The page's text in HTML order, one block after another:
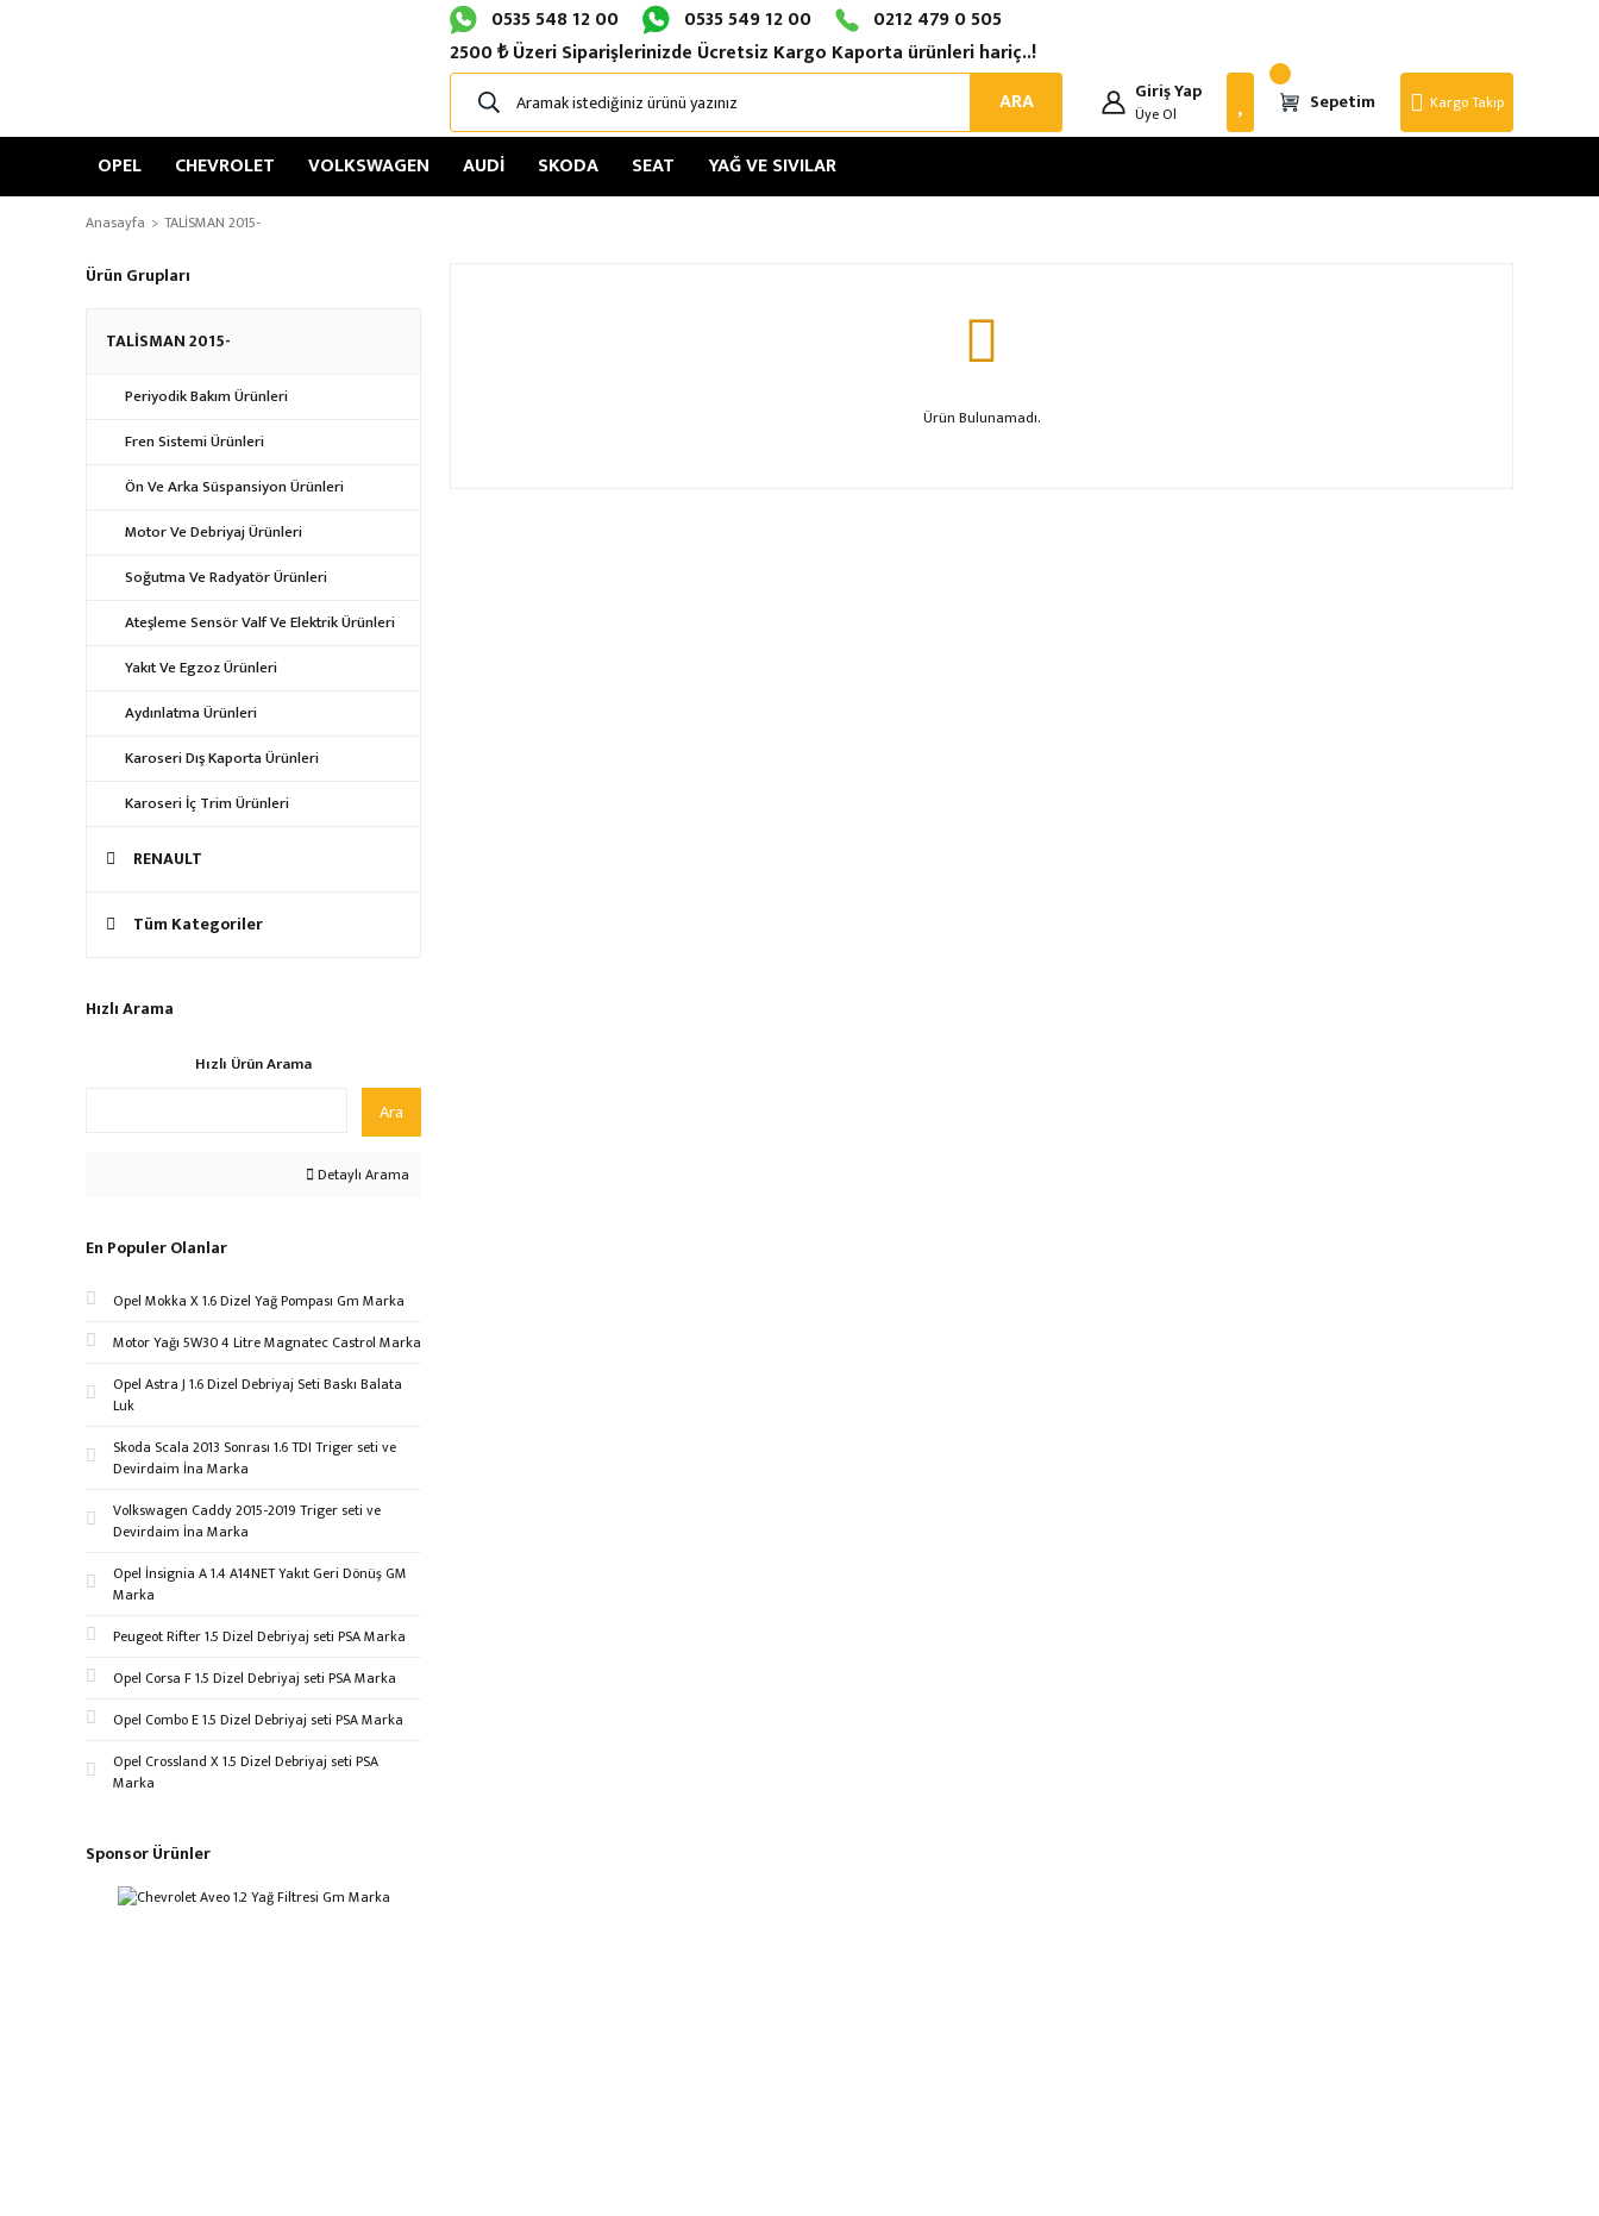
0535 548 12 00 0535 549 12 00
0212 479 0 505
2500 ₺ Üzeri Siparişlerinizde Ücretsiz Kargo Kaporta ürünleri hariç..!
ARA
Giriş Yap
Üye Ol Sepetim Kargo Takip
OPEL CHEVROLET VOLKSWAGEN AUDİ SKODA SEAT YAĞ VE SIVILAR
Anasayfa TALİSMAN 2015-
Ürün Grupları
TALİSMAN 2015-
Periyodik Bakım Ürünleri
Fren Sistemi Ürünleri
Ön Ve Arka Süspansiyon Ürünleri
Motor Ve Debriyaj Ürünleri
Soğutma Ve Radyatör Ürünleri
Ateşleme Sensör Valf Ve Elektrik Ürünleri
Yakıt Ve Egzoz Ürünleri
Aydınlatma Ürünleri
Karoseri Dış Kaporta Ürünleri
Karoseri İç Trim Ürünleri
RENAULT
Tüm Kategoriler
Hızlı Arama
Hızlı Ürün Arama
Ara
Detaylı Arama
En Populer Olanlar
Opel Mokka X 1.6 Dizel Yağ Pompası Gm Marka
Motor Yağı 5W30 4 Litre Magnatec Castrol Marka
Opel Astra J 1.6 Dizel Debriyaj Seti Baskı Balata
Luk
Skoda Scala 2013 Sonrası 1.6 TDI Triger seti ve
Devirdaim İna Marka
Volkswagen Caddy 2015-2019 Triger seti ve
Devirdaim İna Marka
Opel İnsignia A 1.4 A14NET Yakıt Geri Dönüş GM
Marka
Peugeot Rifter 1.5 Dizel Debriyaj seti PSA Marka
Opel Corsa F 1.5 Dizel Debriyaj seti PSA Marka
Opel Combo E 1.5 Dizel Debriyaj seti PSA Marka
Opel Crossland X 1.5 Dizel Debriyaj seti PSA
Marka
Sponsor Ürünler
Ürün Bulunamadı.